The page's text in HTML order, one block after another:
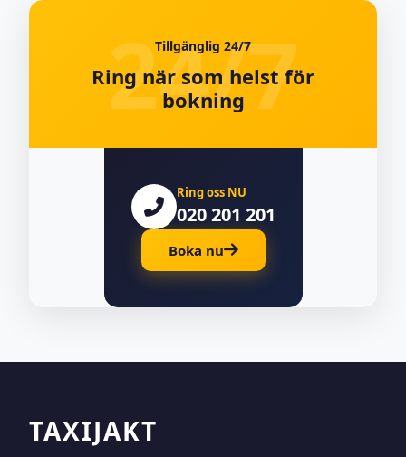
Tillgänglig 24/7
Ring när som helst för
bokning
Ring oss NU
020 201 201
Boka nu
TAXIJAKT